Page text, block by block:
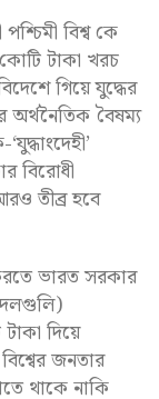
বিশ্ব কে
টাকা খরচ
গিয়ে যুদ্ধের
অর্থনৈতিক বৈষম্য
বিরোধী
তীব্র হবে
ভারত সরকার
দলগুলি)
দিয়ে
জনতার
থাকে নাকি